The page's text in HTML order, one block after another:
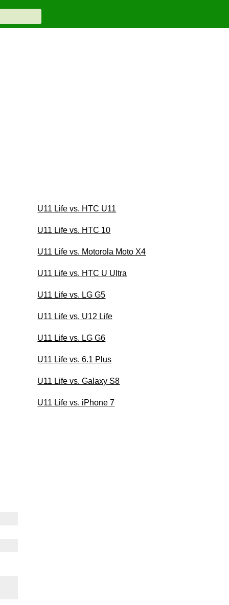
U11 Life vs. HTC U11
U11 Life vs. HTC 10
U11 Life vs. Motorola Moto X4
U11 Life vs. HTC U Ultra
U11 Life vs. LG G5
U11 Life vs. U12 Life
U11 Life vs. LG G6
U11 Life vs. 6.1 Plus
U11 Life vs. Galaxy S8
U11 Life vs. iPhone 7